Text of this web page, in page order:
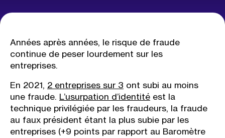
Années après années, le risque de fraude
continue de peser lourdement sur les
entreprises.
En 2021, 2 entreprises sur 3 ont subi au moins
une fraude. L’usurpation d’identité est la
technique privilégiée par les fraudeurs, la fraude
au faux président étant la plus subie par les
entreprises (+9 points par rapport au Baromètre